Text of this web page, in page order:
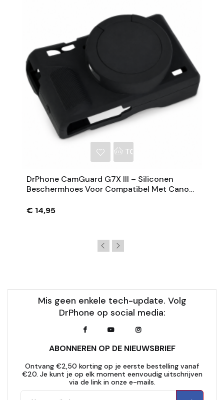
TOEVOEGEN AAN
DrPhone CamGuard G7X III – Siliconen
Beschermhoes Voor Compatibel Met Canon
€ 14,95
Mis geen enkele tech-update. Volg
DrPhone op social media:
ABONNEREN OP DE NIEUWSBRIEF
Ontvang €2,50 korting op je eerste bestelling vanaf
€20. Je kunt je op elk moment eenvoudig uitschrijven
via de link in onze e-mails.